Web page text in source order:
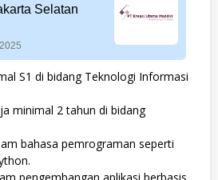
Selatan
S1 di bidang Teknologi Informasi
minimal 2 tahun di bidang
bahasa pemrograman seperti